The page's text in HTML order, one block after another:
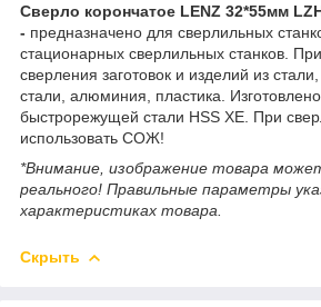
Сверло корончатое LENZ 32*55мм
- предназначено для сверлильных
стационарных сверлильных станков.
сверления заготовок и изделий из
стали, алюминия, пластика.
быстрорежущей стали HSS XE. При
использовать СОЖ!
*Внимание, изображение товара
реального! Правильные параметры
характеристиках товара.
Скрыть